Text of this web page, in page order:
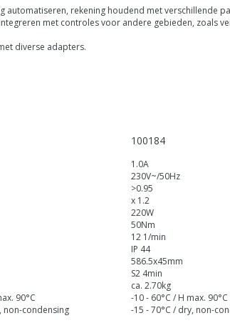
rekening houdend met verschillende
met controles voor andere gebieden, zoals
diverse adapters.
100184
1.0A
230V~/50Hz
>0.95
x 1.2
220W
50Nm
12 1/min
IP 44
586.5x45mm
S2 4min
ca. 2.70kg
90°C
-10 - 60°C / H max. 90°C
dry, non-condensing -15 - 70°C / dry, non-